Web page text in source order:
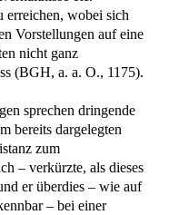
wobei sich
Vorstellungen auf eine
nicht ganz
(BGH, a. a. O., 1175).
sprechen dringende
bereits dargelegten
zum
– verkürzte, als dieses
er überdies – wie auf
– bei einer